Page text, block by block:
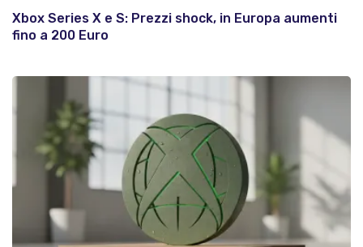
Xbox Series X e S: Prezzi shock, in Europa aumenti
fino a 200 Euro